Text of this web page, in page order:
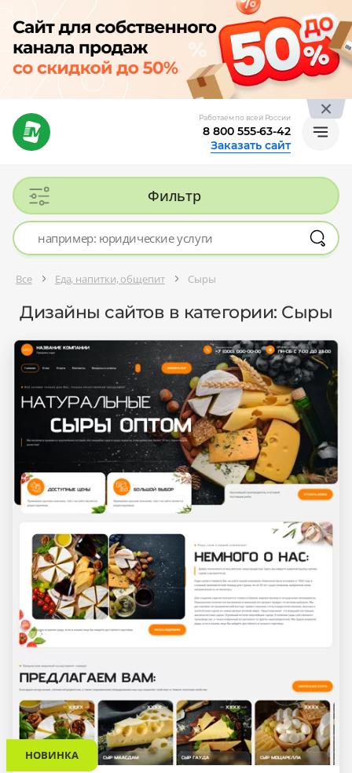
Работаем по всей России
8 800 555-63-42
Заказать сайт
Фильтр
Все Еда, напитки, общепит Сыры
Дизайны сайтов в категории: Сыры
НОВИНКА